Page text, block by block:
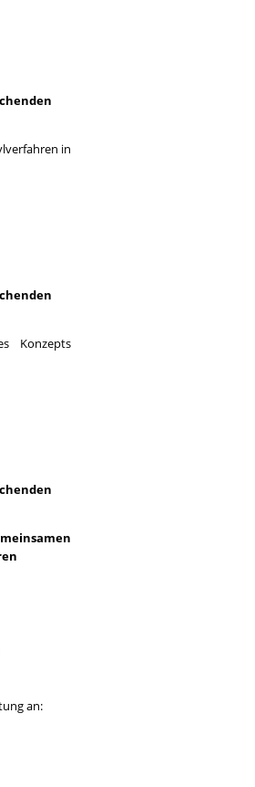
in
Konzepts
an: